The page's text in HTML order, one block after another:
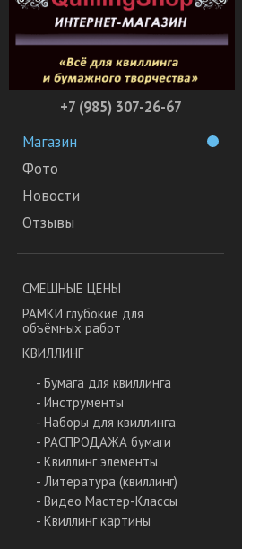
+7 (985) 307-26-67
Магазин
Фото
Новости
Отзывы
СМЕШНЫЕ ЦЕНЫ
РАМКИ глубокие для
объёмных работ
КВИЛЛИНГ
- Бумага для квиллинга
- Инструменты
- Наборы для квиллинга
- РАСПРОДАЖА бумаги
- Квиллинг элементы
- Литература (квиллинг)
- Видео Мастер-Классы
- Квиллинг картины